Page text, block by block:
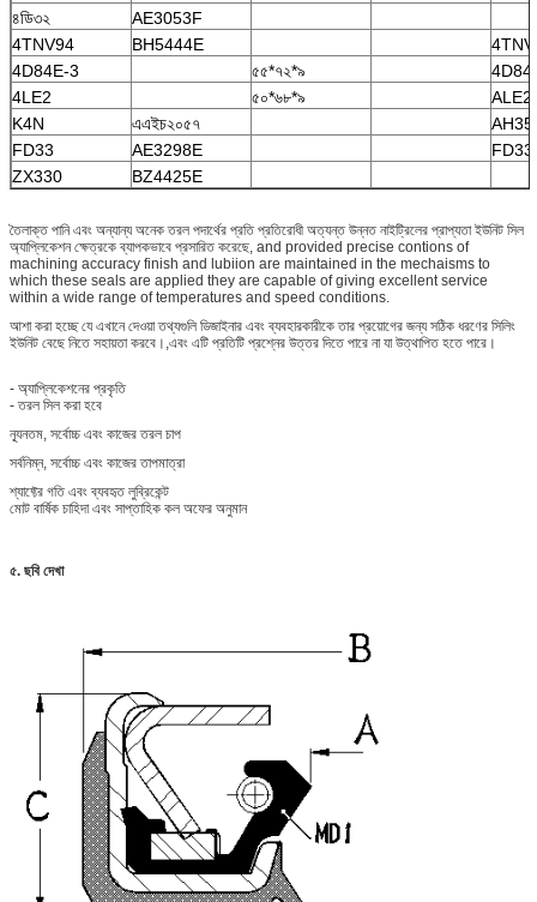
৪ডি৩২
AE3053F
4TNV94
BH5444E
4D84E-3
৫৫*৭২*৯
4LE2
৫০*৬৮*৯
ALE2
K4N
এএইচ২০৫৭
FD33
AE3298E
FD33
ZX330
BZ4425E
তৈলাক্ত পানি এবং অন্যান্য অনেক তরল পদার্থের প্রতি প্রতিরোধী অত্যন্ত উন্নত নাইট্রিলের প্রাপ্যতা ইউনিট সিল
অ্যাপ্লিকেশন ক্ষেত্রকে ব্যাপকভাবে প্রসারিত করেছে, and provided precise contions of
machining accuracy finish and lubiion are maintained in the mechaisms to
which these seals are applied they are capable of giving excellent service
within a wide range of temperatures and speed conditions.
আশা করা হচ্ছে যে এখানে দেওয়া তথ্যগুলি ডিজাইনার এবং ব্যবহারকারীকে তার প্রয়োগের জন্য সঠিক ধরণের সিলিং
ইউনিট বেছে নিতে সহায়তা করবে।,এবং এটি প্রতিটি প্রশ্নের উত্তর দিতে পারে না যা উত্থাপিত হতে পারে।
- অ্যাপ্লিকেশনের প্রকৃতি
- তরল সিল করা হবে
ন্যূনতম, সর্বোচ্চ এবং কাজের তরল চাপ
সর্বনিম্ন, সর্বোচ্চ এবং কাজের তাপমাত্রা
শ্যাফ্টের গতি এবং ব্যবহৃত লুব্রিকেন্ট
মোট বার্ষিক চাহিদা এবং সাপ্তাহিক কল অফের অনুমান
৫. ছবি দেখা